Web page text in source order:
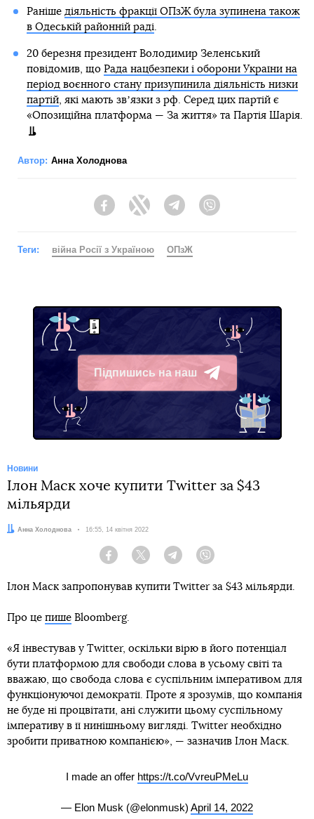
Раніше діяльність фракції ОПзЖ була зупинена також
в Одеській районній раді.
20 березня президент Володимир Зеленський
повідомив, що Рада нацбезпеки і оборони України на
період воєнного стану призупинила діяльність низки
партій, які мають звʼязки з рф. Серед цих партій є
«Опозиційна платформа — За життя» та Партія Шарія.
Автор: Анна Холоднова
FacebookTwitter Telegram
Теги: війна Росії з Україною ОПзЖ
Підпишись на наш
Telegram
Новини
Ілон Маск хоче купити Twitter за $43
мільярди
Автор:
Анна Холоднова Дата:
16:55, 14 квітня 2022
Facebook Twitter Telegram
Ілон Маск запропонував купити Twitter за $43 мільярди.
Про це пише Bloomberg.
«Я інвестував у Twitter, оскільки вірю в його потенціал
бути платформою для свободи слова в усьому світі та
вважаю, що свобода слова є суспільним імперативом для
функціонуючої демократії. Проте я зрозумів, що компанія
не буде ні процвітати, ані служити цьому суспільному
імперативу в її нинішньому вигляді. Twitter необхідно
зробити приватною компанією», — зазначив Ілон Маск.
I made an offer https://t.co/VvreuPMeLu
— Elon Musk (@elonmusk) April 14, 2022